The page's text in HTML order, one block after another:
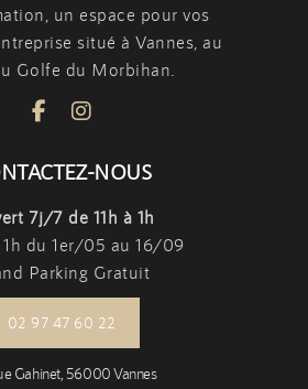
, un espace pour vos
situé à Vannes, au
Golfe du Morbihan.
NOUS
7j/7 de 11h à 1h
1h du 1er/05 au 16/09
Parking Gratuit
02 97 47 60 22
Gahinet, 56000 Vannes